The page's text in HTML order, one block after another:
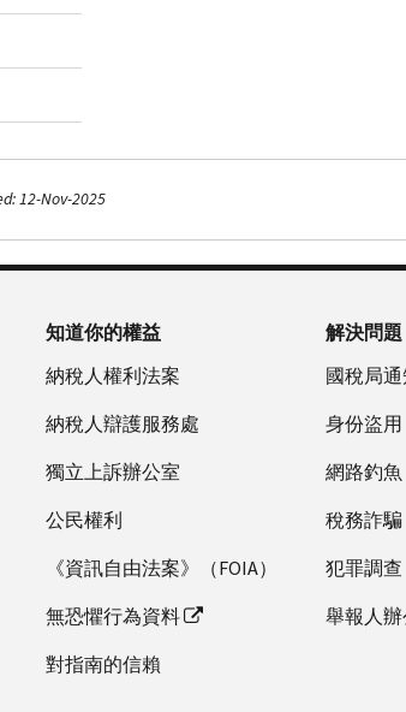
12-Nov-2025
知道你的權益
納稅人權利法案
納稅人辯護服務處
獨立上訴辦公室
公民權利
《資訊自由法案》（FOIA）
無恐懼行為資料
對指南的信賴
解決問題
國稅局
身份盜用
網路釣魚
稅務詐騙
犯罪調查
舉報人